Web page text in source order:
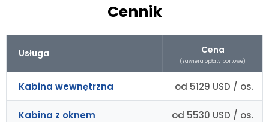
Cennik
Usługa Cena
(zawiera opłaty portowe)
Kabina wewnętrzna od 5129 USD / os.
Kabina z oknem od 5530 USD / os.